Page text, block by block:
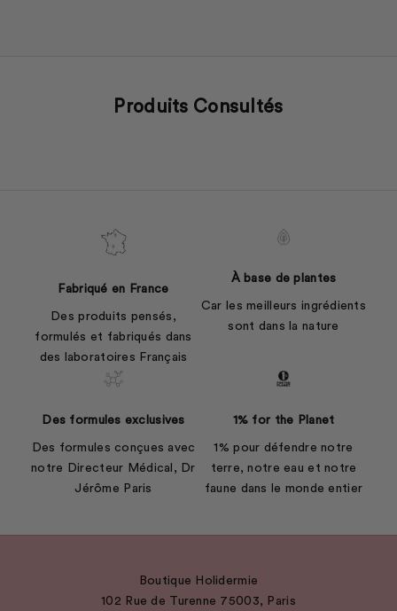
Produits Consultés
Fabriqué en France
Des produits pensés,
formulés et fabriqués dans
des laboratoires Français
À base de plantes
Car les meilleurs ingrédients
sont dans la nature
Des formules exclusives
Des formules conçues avec
notre Directeur Médical, Dr
Jérôme Paris
1% for the Planet
1% pour défendre notre
terre, notre eau et notre
faune dans le monde entier
Boutique Holidermie
102 Rue de Turenne 75003, Paris